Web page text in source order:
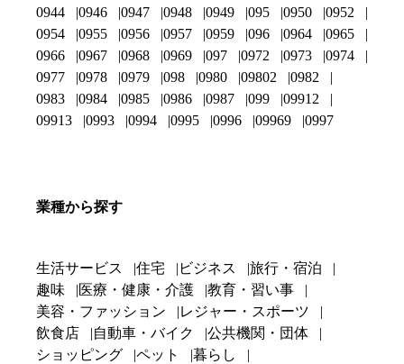
0944
0946 0947 0948 0949 095 0950
0952
0954
0955 0956 0957 0959 096 0964
0965
0966
0967 0968 0969 097 0972 0973
0974
0977
0978 0979 098 0980 09802
0982
0983
0984 0985 0986 0987 099
09912
09913
0993 0994 0995 0996 09969 0997
業種から探す
生活サービス 住宅 ビジネス
旅行・宿泊
趣味
医療・健康・介護
教育・習い事
美容・ファッション
レジャー・スポーツ
飲食店
自動車・バイク
公共機関・団体
ショッピング
ペット
暮らし